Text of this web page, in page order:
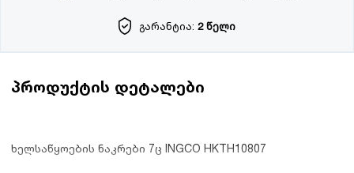
გარანტია: 2 წელი
პროდუქტის დეტალები
ხელსაწყოების ნაკრები 7ც INGCO HKTH10807